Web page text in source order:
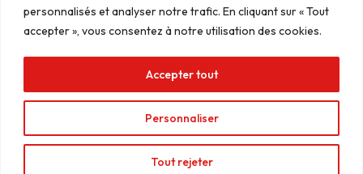
technologies will allow us to process data such as browsing behavior or
unique IDs on this site. Not consenting or withdrawing consent, may
adversely affect certain features and functions.
Accept
Deny
View preferences
personnalisés et analyser notre trafic. En cliquant sur « Tout
accepter », vous consentez à notre utilisation des cookies.
Personnaliser
Tout rejeter
Accepter tout
bon choix.
Définissez vos besoins et objectifs
Sélectionnez les matériaux
adaptés